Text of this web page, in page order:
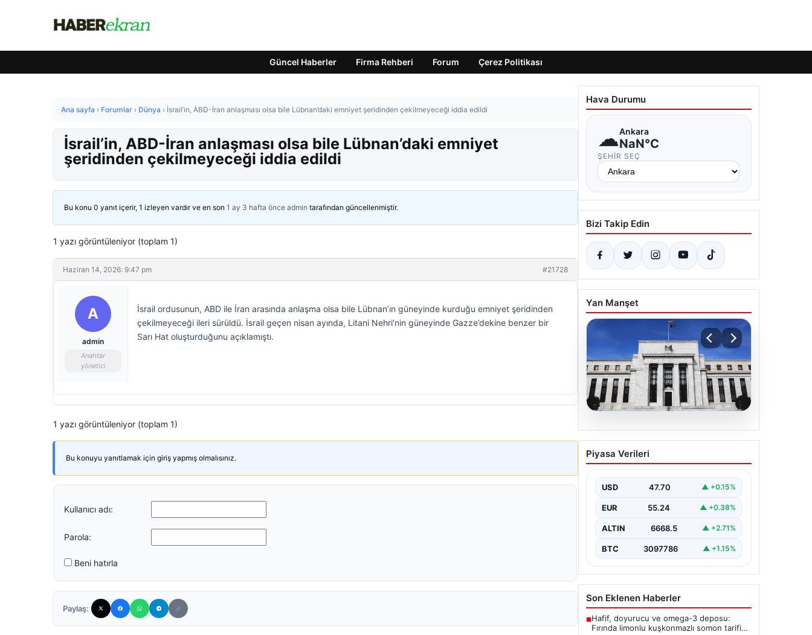
Güncel Haberler Firma Rehberi Forum Çerez Politikası
Ana sayfa › Forumlar › Dünya › İsrail’in, ABD-İran anlaşması olsa bile Lübnan’daki emniyet şeridinden çekilmeyeceği iddia edildi
İsrail’in, ABD-İran anlaşması olsa bile Lübnan’daki emniyet
şeridinden çekilmeyeceği iddia edildi
Bu konu 0 yanıt içerir, 1 izleyen vardır ve en son 1 ay 3 hafta önce admin tarafından güncellenmiştir.
1 yazı görüntüleniyor (toplam 1)
Haziran 14, 2026: 9:47 pm #21728
A
admin
Anahtar
yönetici
İsrail ordusunun, ABD ile İran arasında anlaşma olsa bile Lübnan’ın güneyinde kurduğu emniyet şeridinden
çekilmeyeceği ileri sürüldü. İsrail geçen nisan ayında, Litani Nehri’nin güneyinde Gazze’dekine benzer bir
Sarı Hat oluşturduğunu açıklamıştı.
1 yazı görüntüleniyor (toplam 1)
Bu konuyu yanıtlamak için giriş yapmış olmalısınız.
Kullanıcı adı:
Parola:
Beni hatırla
Paylaş:
Hava Durumu
☁Ankara
NaN°C
ŞEHIR SEÇ
Bizi Takip Edin
Yan Manşet
Fed faizi sabit tuttu
Piyasa Verileri
USD 47.70 ▲ +0.15%
EUR 55.24 ▲ +0.38%
ALTIN 6668.5 ▲ +2.71%
BTC 3097786 ▲ +1.15%
Son Eklenen Haberler
■Hafif, doyurucu ve omega-3 deposu:
Fırında limonlu kuşkonmazlı somon tarifi…